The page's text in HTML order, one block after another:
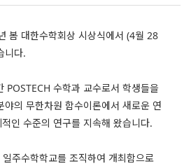
봄 대한수학회상 시상식에서 (4월 28
니다.
POSTECH 수학과 교수로서 학생들을
야의 무한차원 함수이론에서 새로운 연
인 수준의 연구를 지속해 왔습니다.
주수학학교를 조직하여 개최함으로